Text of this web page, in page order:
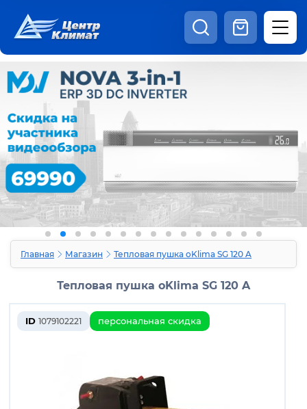
Каталог
Статьи
Наши работы Отзывы
Доставка и оплата Оферта
Контакты
8:00 - 20:00 Шоурум
Главная Магазин Тепловая пушка oKlima SG 120 A
Тепловая пушка oKlima SG 120 A
ID 1079102221 персональная скидка